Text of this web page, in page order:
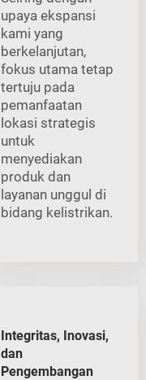
upaya ekspansi
kami yang
berkelanjutan,
fokus utama tetap
tertuju pada
pemanfaatan
lokasi strategis
untuk
menyediakan
produk dan
layanan unggul di
bidang kelistrikan.
Integritas, Inovasi,
dan
Pengembangan